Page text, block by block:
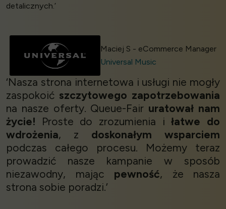
detalicznych.’
Maciej S - eCommerce Manager
Universal Music
‘Nasza strona internetowa i usługi nie mogły
zaspokoić szczytowego zapotrzebowania
na nasze oferty. Queue-Fair uratował nam
życie! Proste do zrozumienia iłatwe do
wdrożenia, z doskonałym wsparciem
podczas całego procesu. Możemy teraz
prowadzić nasze kampanie w sposób
niezawodny, mając pewność, że nasza
strona sobie poradzi.’